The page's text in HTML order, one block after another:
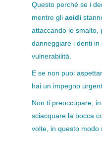
Questo perché se i
mentre gli acidi
attaccando lo smalto,
danneggiare i denti
vulnerabilità.
E se non puoi
hai un impegno
Non ti preoccupare,
sciacquare la bocca
volte, in questo modo